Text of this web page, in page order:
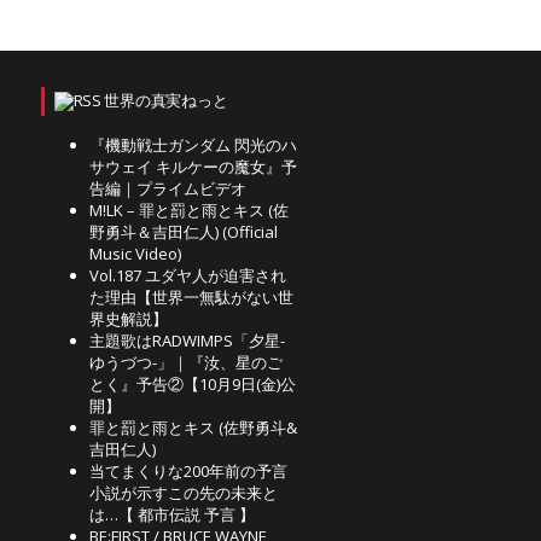
世界の真実ねっと
『機動戦士ガンダム 閃光のハ
サウェイ キルケーの魔女』予
告編｜プライムビデオ
M!LK – 罪と罰と雨とキス (佐
野勇斗＆吉田仁人) (Official
Music Video)
Vol.187 ユダヤ人が迫害され
た理由【世界一無駄がない世
界史解説】
主題歌はRADWIMPS「夕星-
ゆうづつ-」｜『汝、星のご
とく』予告②【10月9日(金)公
開】
罪と罰と雨とキス (佐野勇斗&
吉田仁人)
当てまくりな200年前の予言
小説が示すこの先の未来と
は…【 都市伝説 予言 】